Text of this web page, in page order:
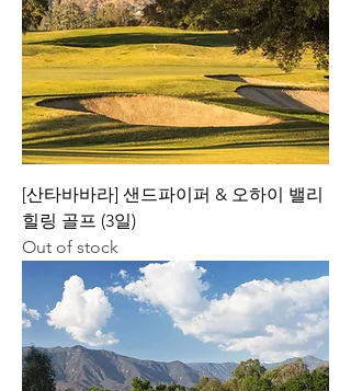
[산타바바라] 샌드파이퍼 & 오하이 밸리
힐링 골프 (3일)
Out of stock